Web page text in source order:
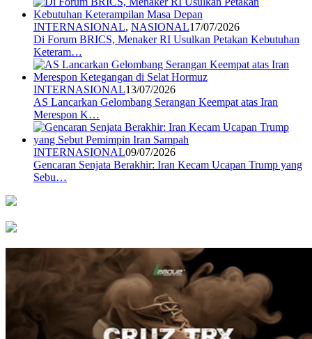
INTERNASIONAL, NASIONAL17/07/2026
Di Forum BRICS, Menaker RI Usulkan Petakan Kebutuhan
Keteram…
INTERNASIONAL13/07/2026
AS Lancarkan Gelombang Serangan Keempat atas Iran
Merespon K…
INTERNASIONAL09/07/2026
Gencaran Senjata Berakhir: Iran Kecam Ucapan Trump yang
Sebu…